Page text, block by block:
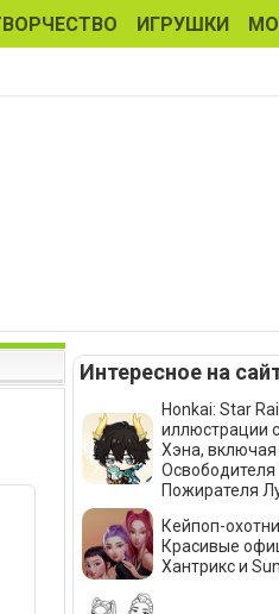
ИГРУШКИ
Интересное на
Honkai: Star
иллюстрации
Хэна,
Пожирателя
Кейпоп-
Красивые
Хантрикс и